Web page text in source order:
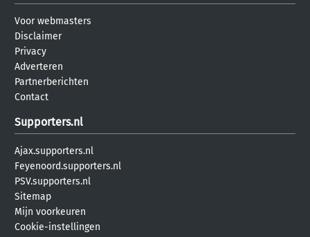
Voor webmasters
Disclaimer
Privacy
Adverteren
Partnerberichten
Contact
Supporters.nl
Ajax.supporters.nl
Feyenoord.supporters.nl
PSV.supporters.nl
Sitemap
Mijn voorkeuren
Cookie-instellingen